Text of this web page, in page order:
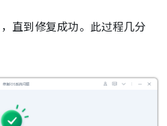
直到修复成功。此过程几分